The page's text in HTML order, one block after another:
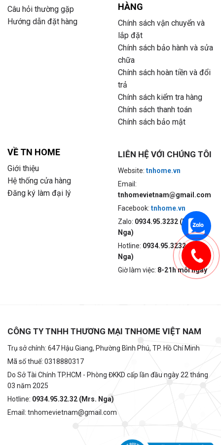
Câu hỏi thường gặp
Hướng dẫn đặt hàng
HÀNG
Chính sách vận chuyển và
lắp đặt
Chính sách bảo hành và sửa
chữa
Chính sách hoàn tiền và đổi
trả
Chính sách kiểm tra hàng
Chính sách thanh toán
Chính sách bảo mật
VỀ TN HOME
Giới thiệu
Hệ thống cửa hàng
Đăng ký làm đại lý
LIÊN HỆ VỚI CHÚNG TÔI
Website: tnhome.vn
Email:
tnhomevietnam@gmail.com
Facebook: tnhome.vn
Zalo: 0934.95.3232 (Mrs.
Nga)
Hotline: 0934.95.3232 (Mrs.
Nga)
Giờ làm việc: 8-21h mỗi ngày
CÔNG TY TNHH THƯƠNG MẠI TNHOME VIỆT NAM
Trụ sở chính: 647 Hậu Giang, Phường Bình Phú, TP. Hồ Chí Minh
Mã số thuế: 0318880317
Do Sở Tài Chính TP.HCM - Phòng ĐKKD cấp lần đầu ngày 22 tháng
03 năm 2025
Hotline: 0934.95.32.32 (Mrs. Nga)
Email: tnhomevietnam@gmail.com